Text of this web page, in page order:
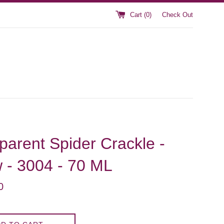
Cart (0) Check Out
Spider Crackle -
- 3004 - 70 ML